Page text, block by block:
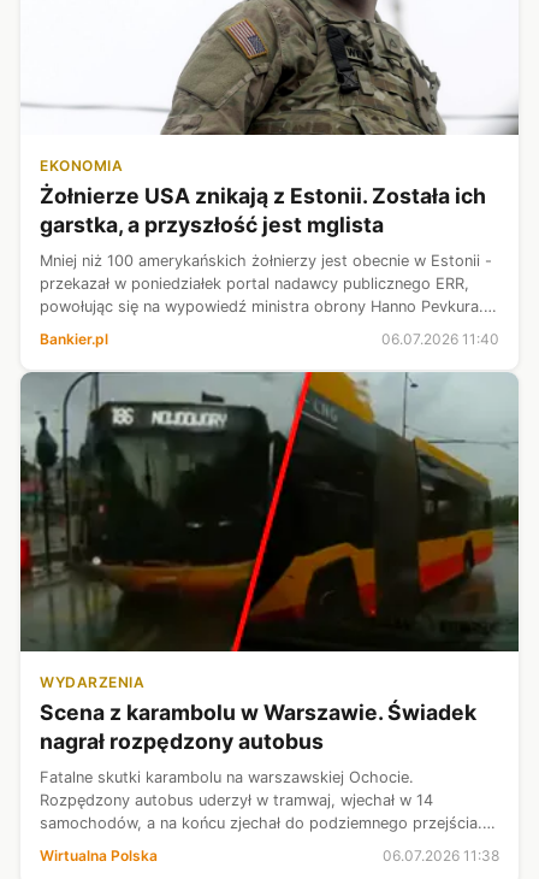
EKONOMIA
Żołnierze USA znikają z Estonii. Została ich
garstka, a przyszłość jest mglista
Mniej niż 100 amerykańskich żołnierzy jest obecnie w Estonii -
przekazał w poniedziałek portal nadawcy publicznego ERR,
powołując się na wypowiedź ministra obrony Hanno Pevkura.
służbę do ko...
Bankier.pl 06.07.2026 11:40
WYDARZENIA
Scena z karambolu w Warszawie. Świadek
nagrał rozpędzony autobus
Fatalne skutki karambolu na warszawskiej Ochocie.
Rozpędzony autobus uderzył w tramwaj, wjechał w 14
samochodów, a na końcu zjechał do podziemnego przejścia.
Mamy nagranie od świadka zdarzenia, które opublikował
Wirtualna Polska 06.07.2026 11:38